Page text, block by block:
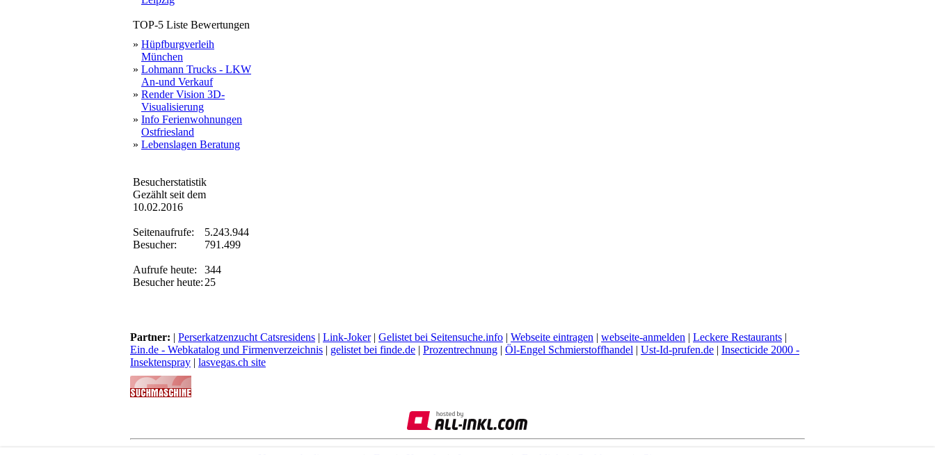
TOP-5 Liste Bewertungen
» Hüpfburgverleih
München
» Lohmann Trucks - LKW
An-und Verkauf
» Render Vision 3D-
Visualisierung
» Info Ferienwohnungen
Ostfriesland
» Lebenslagen Beratung
Besucherstatistik
Gezählt seit dem
10.02.2016
Seitenaufrufe:
Besucher:
Aufrufe heute:
Besucher heute:
5.243.944
791.499
344
25
Partner: | Perserkatzenzucht Catsresidens | Link-Joker| Gelistet bei Seitensuche.info | Webseite eintragen | webseite-anmelden | Leckere Restaurants |
Ein.de - Webkatalog und Firmenverzeichnis | gelistet bei finde.de | Prozentrechnung | Öl-Engel Schmierstoffhandel | Ust-Id-prufen.de | Insecticide 2000 -
Insektenspray | lasvegas.ch site